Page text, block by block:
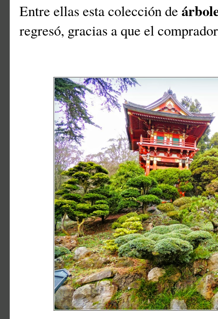
Entre ellas esta colección de
regresó, gracias a que el